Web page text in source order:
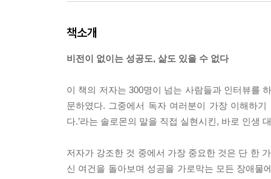
책소개
비전이 없이는 성공도, 삶도 있을 수 없다
이 책의 저자는 300명이 넘는 사람들과 인터뷰를
문하였다. 그중에서 독자 여러분이 가장 이해하
다.’라는 솔로몬의 말을 직접 실현시킨, 바로 인생
저자가 강조한 것 중에서 가장 중요한 것은 단 한
신 여건을 돌아보며 성공을 가로막는 모든 장애물